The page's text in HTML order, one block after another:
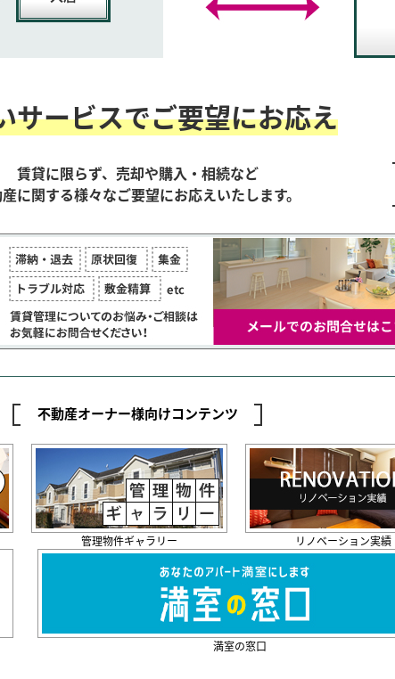
サービスでご要望にお応え
賃貸に限らず、売却や購入・相続など
に関する様々なご要望にお応えいたします。
不動産オーナー様向けコンテンツ
管理物件ギャラリー リノベーション実績
満室の窓口